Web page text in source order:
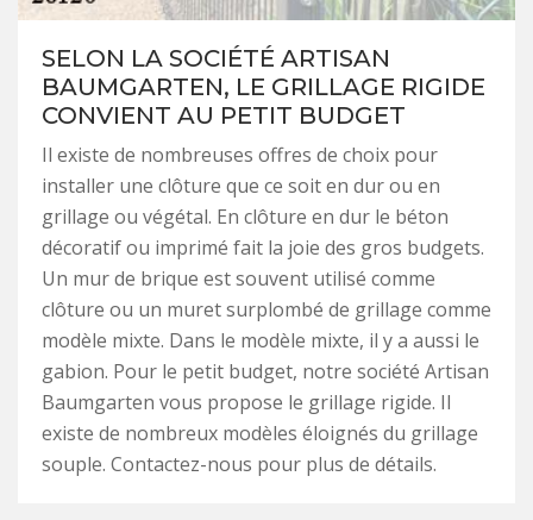
SELON LA SOCIÉTÉ ARTISAN
BAUMGARTEN, LE GRILLAGE RIGIDE
CONVIENT AU PETIT BUDGET
Il existe de nombreuses offres de choix pour
installer une clôture que ce soit en dur ou en
grillage ou végétal. En clôture en dur le béton
décoratif ou imprimé fait la joie des gros budgets.
Un mur de brique est souvent utilisé comme
clôture ou un muret surplombé de grillage comme
modèle mixte. Dans le modèle mixte, il y a aussi le
gabion. Pour le petit budget, notre société Artisan
Baumgarten vous propose le grillage rigide. Il
existe de nombreux modèles éloignés du grillage
souple. Contactez-nous pour plus de détails.